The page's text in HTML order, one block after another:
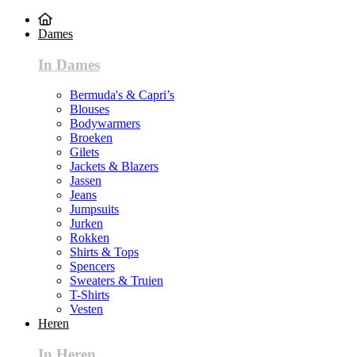
Dames
In Dames
Bermuda's & Capri’s
Blouses
Bodywarmers
Broeken
Gilets
Jackets & Blazers
Jassen
Jeans
Jumpsuits
Jurken
Rokken
Shirts & Tops
Spencers
Sweaters & Truien
T-Shirts
Vesten
Heren